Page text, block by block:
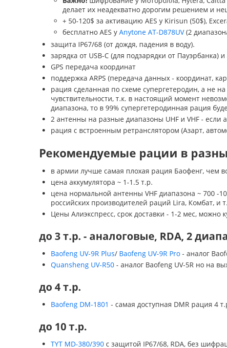
делает их неадекватно дорогим решением и
+ 50-120$ за активацию AES у Kirisun (50$),
бесплатно AES у Anytone AT-D878UV(2
защита IP67/68 (от дождя, падения в воду).
зарядка от USB-C (для подзарядки от Пауэрбанка)
GPS передача координат
поддержка ARPS (передача данных - координат,
рация сделанная по схеме супергетеродин, а не
чувствительности, т.к. в настоящий момент
диапазона, то в 99% супергетеродинная рация
2 антенны на разные диапазоны UHF и VHF - если
рация с встроенным ретранслятором (Азарт,
Рекомендуемые рации в
в армии лучше самая плохая рация Баофенг, чем
цена аккумулятора ~ 1-1.5 т.р.
цена нормальной антенны VHF диапазона ~ 700 -
российских производителей раций Lira, Комбат, и
Цены Алиэкспресс, срок доставки - 1-2 мес,
до 3 т.р. - аналоговые, RDA, 2
Baofeng UV-9R Plus/ Baofeng UV-9R Pro - аналог
Quansheng UV-R50 - аналог Baofeng UV-5R но на
до 4 т.р.
Baofeng DM-1801 - самая доступная DMR рация 4
до 10 т.р.
TYT MD-380/390 с защитой IP67/68, RDA, без